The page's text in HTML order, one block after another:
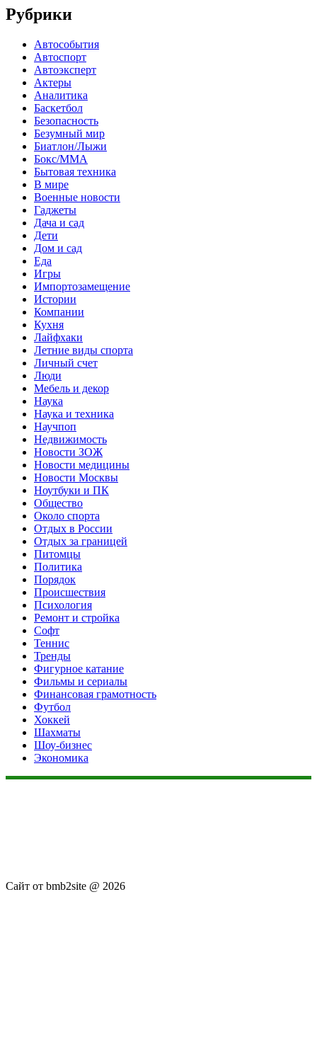
Рубрики
Автособытия
Автоспорт
Автоэксперт
Актеры
Аналитика
Баскетбол
Безопасность
Безумный мир
Биатлон/Лыжи
Бокс/MMA
Бытовая техника
В мире
Военные новости
Гаджеты
Дача и сад
Дети
Дом и сад
Еда
Игры
Импортозамещение
Истории
Компании
Кухня
Лайфхаки
Летние виды спорта
Личный счет
Люди
Мебель и декор
Наука
Наука и техника
Научпоп
Недвижимость
Новости ЗОЖ
Новости медицины
Новости Москвы
Ноутбуки и ПК
Общество
Около спорта
Отдых в России
Отдых за границей
Питомцы
Политика
Порядок
Происшествия
Психология
Ремонт и стройка
Софт
Теннис
Тренды
Фигурное катание
Фильмы и сериалы
Финансовая грамотность
Футбол
Хоккей
Шахматы
Шоу-бизнес
Экономика
Сайт от bmb2site @ 2026